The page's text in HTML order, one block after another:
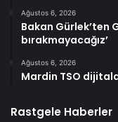
Ağustos 6, 2026
Bakan Gürlek’ten
bırakmayacağız’
Ağustos 6, 2026
Mardin TSO
Rastgele Haberler